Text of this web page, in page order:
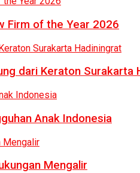
Firm of the Year 2026
dari Keraton Surakarta
Anak Indonesia
Mengalir